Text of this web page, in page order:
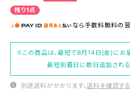
残り1点
なら 手数料無料の
※この商品は、最短で8月14日(金)にお届
最短到着日に数日追加される
別途送料がかかります。送料を確認する